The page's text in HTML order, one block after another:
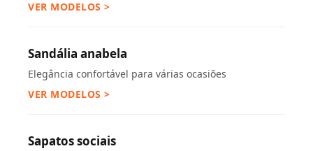
VER MODELOS >
Sandália anabela
Elegância confortável para várias ocasiões
VER MODELOS >
Sapatos sociais